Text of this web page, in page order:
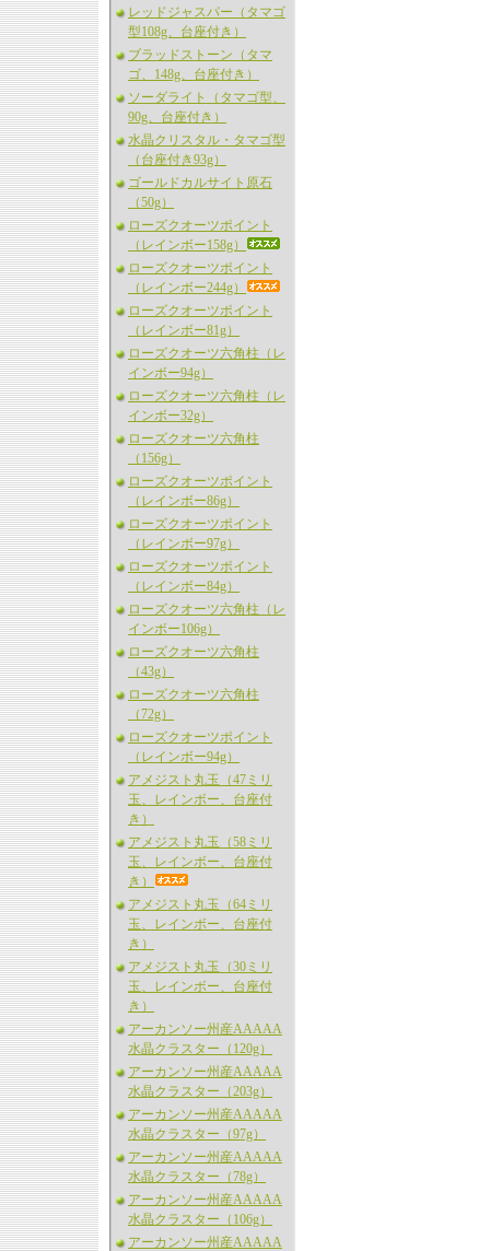
レッドジャスパー（タマゴ
型108g、台座付き）
ブラッドストーン（タマ
ゴ、148g、台座付き）
ソーダライト（タマゴ型、
90g、台座付き）
水晶クリスタル・タマゴ型
（台座付き93g）
ゴールドカルサイト原石
（50g）
ローズクオーツポイント
（レインボー158g）
ローズクオーツポイント
（レインボー244g）
ローズクオーツポイント
（レインボー81g）
ローズクオーツ六角柱（レ
インボー94g）
ローズクオーツ六角柱（レ
インボー32g）
ローズクオーツ六角柱
（156g）
ローズクオーツポイント
（レインボー86g）
ローズクオーツポイント
（レインボー97g）
ローズクオーツポイント
（レインボー84g）
ローズクオーツ六角柱（レ
インボー106g）
ローズクオーツ六角柱
（43g）
ローズクオーツ六角柱
（72g）
ローズクオーツポイント
（レインボー94g）
アメジスト丸玉（47ミリ
玉、レインボー、台座付
き）
アメジスト丸玉（58ミリ
玉、レインボー、台座付
き）
アメジスト丸玉（64ミリ
玉、レインボー、台座付
き）
アメジスト丸玉（30ミリ
玉、レインボー、台座付
き）
アーカンソー州産AAAAA
水晶クラスター（120g）
アーカンソー州産AAAAA
水晶クラスター（203g）
アーカンソー州産AAAAA
水晶クラスター（97g）
アーカンソー州産AAAAA
水晶クラスター（78g）
アーカンソー州産AAAAA
水晶クラスター（106g）
アーカンソー州産AAAAA